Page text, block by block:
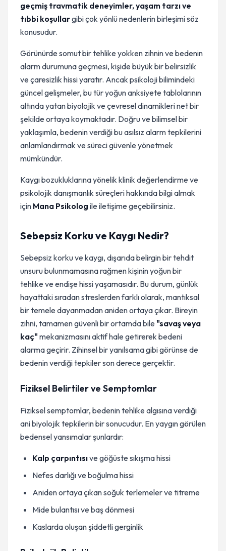
geçmiş travmatik deneyimler, yaşam tarzı ve
tıbbi koşullargibi çok yönlü nedenlerin birleşimi söz
konusudur.
Görünürde somut bir tehlike yokken zihnin ve bedenin
alarm durumuna geçmesi, kişide büyük bir belirsizlik
ve çaresizlik hissi yaratır. Ancak psikoloji bilimindeki
güncel gelişmeler, bu tür yoğun anksiyete tablolarının
altında yatan biyolojik ve çevresel dinamikleri net bir
şekilde ortaya koymaktadır. Doğru ve bilimsel bir
yaklaşımla, bedenin verdiği bu asılsız alarm tepkilerini
anlamlandırmak ve süreci güvenle yönetmek
mümkündür.
Kaygı bozukluklarına yönelik klinik değerlendirme ve
psikolojik danışmanlık süreçleri hakkında bilgi almak
için Mana Psikolog ile iletişime geçebilirsiniz.
Sebepsiz Korku ve Kaygı Nedir?
Sebepsiz korku ve kaygı, dışarıda belirgin bir tehdit
unsuru bulunmamasına rağmen kişinin yoğun bir
tehlike ve endişe hissi yaşamasıdır. Bu durum, günlük
hayattaki sıradan streslerden farklı olarak, mantıksal
bir temele dayanmadan aniden ortaya çıkar. Bireyin
zihni, tamamen güvenli bir ortamda bile "savaş veya
kaç"mekanizmasını aktif hale getirerek bedeni
alarma geçirir. Zihinsel bir yanılsama gibi görünse de
bedenin verdiği tepkiler son derece gerçektir.
Fiziksel Belirtiler ve Semptomlar
Fiziksel semptomlar, bedenin tehlike algısına verdiği
ani biyolojik tepkilerin bir sonucudur. En yaygın görülen
bedensel yansımalar şunlardır:
Kalp çarpıntısıve göğüste sıkışma hissi
Nefes darlığı ve boğulma hissi
Aniden ortaya çıkan soğuk terlemeler ve titreme
Mide bulantısı ve baş dönmesi
Kaslarda oluşan şiddetli gerginlik